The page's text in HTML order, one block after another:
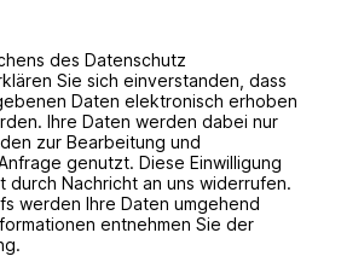
des Datenschutz
Sie sich einverstanden, dass
Daten elektronisch erhoben
Ihre Daten werden dabei nur
zur Bearbeitung und
genutzt. Diese Einwilligung
durch Nachricht an uns widerrufen.
werden Ihre Daten umgehend
entnehmen Sie der